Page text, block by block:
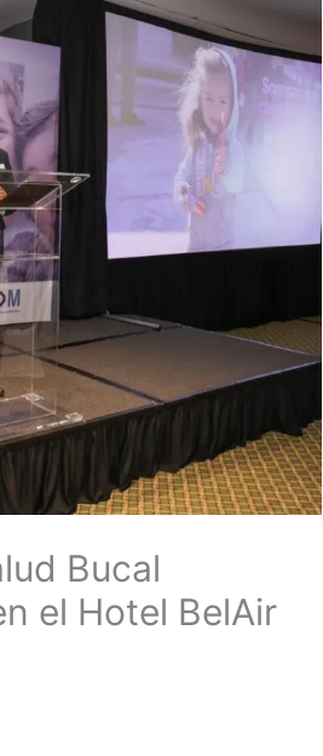
Bucal
el Hotel BelAir